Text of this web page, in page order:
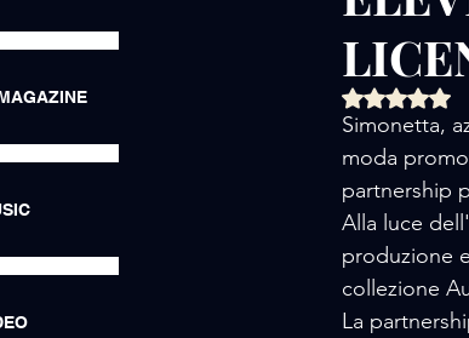
AMORE / LUXURY
AMORE / HOTEL
Simonetta,
moda
partnership
Alla luce
produzione
collezione
La